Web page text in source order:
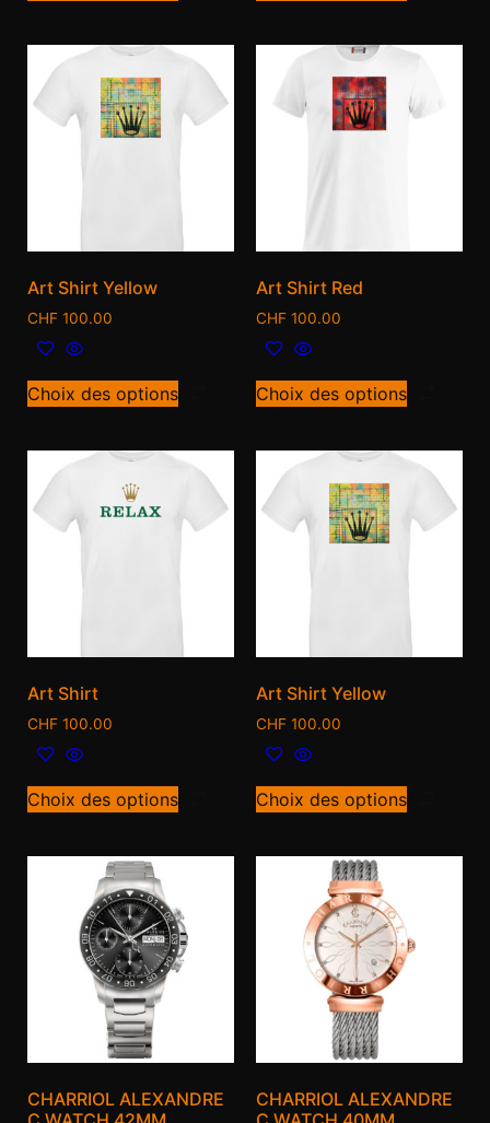
Art Shirt Yellow
CHF 100.00
Choix des options
Art Shirt Red
CHF 100.00
Choix des options
Art Shirt
CHF 100.00
Choix des options
Art Shirt Yellow
CHF 100.00
Choix des options
CHARRIOL ALEXANDRE
CHARRIOL ALEXANDRE